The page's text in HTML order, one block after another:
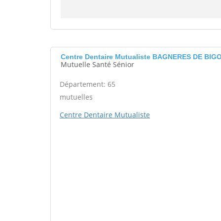
Centre Dentaire Mutualiste BAGNERES DE
Mutuelle Santé Sénior
Département: 65
mutuelles
Centre Dentaire Mutualiste